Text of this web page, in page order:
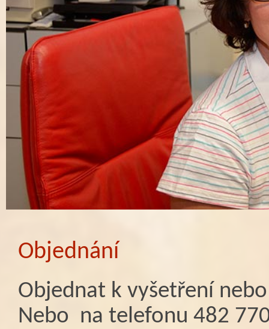
Objednání
Objednat k vyšetření
Nebo na telefonu 482